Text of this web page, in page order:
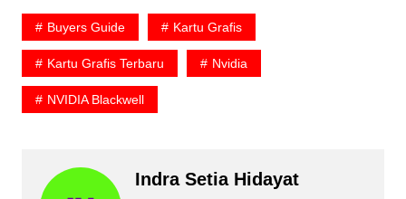
Buyers Guide Kartu Grafis
Kartu Grafis Terbaru Nvidia
NVIDIA Blackwell
Indra Setia Hidayat